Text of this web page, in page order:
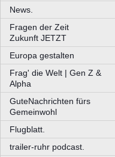
News.
Fragen der Zeit
Zukunft JETZT
Europa gestalten
Frag' die Welt | Gen Z &
Alpha
GuteNachrichten fürs
Gemeinwohl
Flugblatt.
trailer-ruhr podcast.